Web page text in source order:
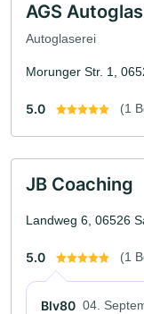
AGS
Autoglaserei
Morunger Str. 1,
5.0 (1
JB Coaching
Landweg 6, 06526
5.0 (1
Blv80 04.